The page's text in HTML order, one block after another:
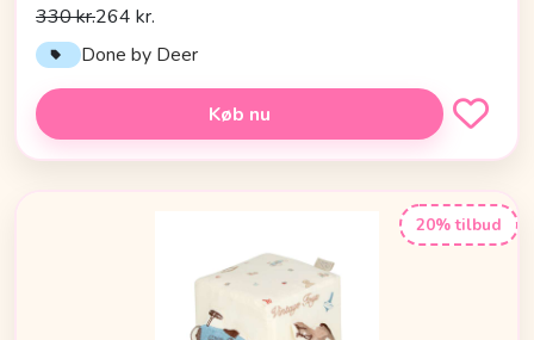
330 kr.264 kr.
Done by Deer
Køb nu
20% tilbud